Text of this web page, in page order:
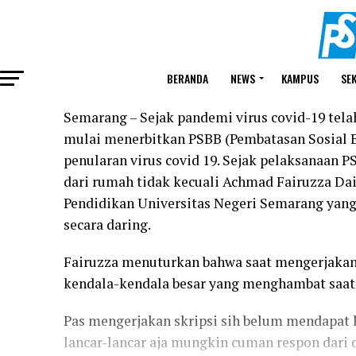
BERANDA NEWS KAMPUS
Semarang – Sejak pandemi virus covid-19
mulai menerbitkan PSBB (Pembatasan
penularan virus covid 19. Sejak pelaksanaan
dari rumah tidak kecuali Achmad Fairuzza
Pendidikan Universitas Negeri Semarang
secara daring.
Fairuzza menuturkan bahwa saat
kendala-kendala besar yang menghambat
Pas mengerjakan skripsi sih belum
lancar-lancar aja mungkin cuman respon dari